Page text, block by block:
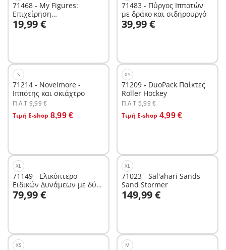
71468 - My Figures:
Επιχείρηση
Πυροσβεστικής
19,99 €
Στο καλάθι
71483 - Πύργος Ιπποτών
με δράκο και σιδηρουργό
39,99 €
Στο καλάθι
S
71214 - Novelmore -
Ιππότης και σκιάχτρο
Π.Λ.T 9,99 €
Τιμή E-shop 8,99 €
Στο καλάθι
XS
71209 - DuoPack Παίκτες
Roller Hockey
Π.Λ.T 5,99 €
Τιμή E-shop 4,99 €
Στο καλάθι
XL
71149 - Ελικόπτερο
Ειδικών Δυνάμεων με δύο
έλικες
79,99 €
Στο καλάθι
XL
71023 - Sal'ahari Sands -
Sand Stormer
149,99 €
Στο καλάθι
XS M